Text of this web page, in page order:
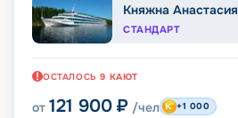
Княжна Анастасия
СТАНДАРТ
ОСТАЛОСЬ 9 КАЮТ
от 121 900 ₽ /чел +1 000